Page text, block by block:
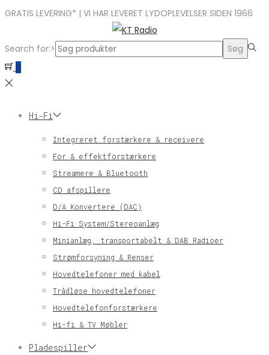
GRATIS LEVERING* | VI HAR LEVERET LYDOPLEVELSER SIDEN 1966
Search for:>
Søg
0
Hi-Fi
Integreret forstærkere & receivere
For & effektforstærkere
Streamere & Bluetooth
CD afspillere
D/A Konvertere (DAC)
Hi-Fi System/Stereoanlæg
Minianlæg, transportabelt & DAB Radioer
Strømforsyning & Renser
Hovedtelefoner med kabel
Trådløse hovedtelefoner
Hovedtelefonforstærkere
Hi-fi & TV Møbler
Pladespiller